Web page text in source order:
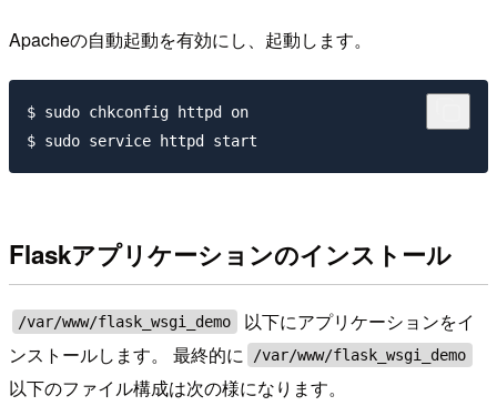
Apacheの自動起動を有効にし、起動します。
$ sudo chkconfig httpd on
Flaskアプリケーションのインストール
/var/www/flask_wsgi_demo
以下にアプリケーションをイ
ンストールします。 最終的に
/var/www/flask_wsgi_demo
以下のファイル構成は次の様になります。